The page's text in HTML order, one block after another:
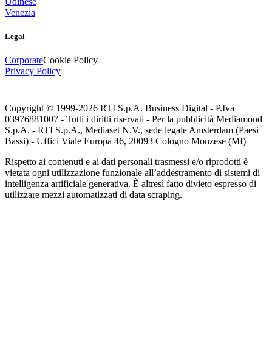
Venezia
Legal
CorporateCookie Policy
Privacy Policy
Copyright © 1999-2026 RTI S.p.A. Business Digital - P.Iva
03976881007 - Tutti i diritti riservati - Per la pubblicità Mediamond
S.p.A. - RTI S.p.A., Mediaset N.V., sede legale Amsterdam (Paesi
Bassi) - Uffici Viale Europa 46, 20093 Cologno Monzese (MI)
Rispetto ai contenuti e ai dati personali trasmessi e/o riprodotti è
vietata ogni utilizzazione funzionale all’addestramento di sistemi di
intelligenza artificiale generativa. È altresì fatto divieto espresso di
utilizzare mezzi automatizzati di data scraping.